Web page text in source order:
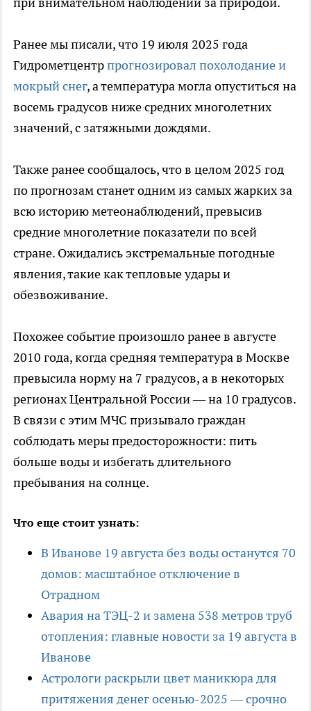
Ранее мы писали, что 19 июля 2025 года
Гидрометцентрпрогнозировал похолодание и
мокрый снег, а температура могла опуститься на
восемь градусов ниже средних многолетних
значений, с затяжными дождями.
Также ранее сообщалось, что в целом 2025 год
по прогнозам станет одним из самых жарких за
всю историю метеонаблюдений, превысив
средние многолетние показатели по всей
стране. Ожидались экстремальные погодные
явления, такие как тепловые удары и
обезвоживание.
Похожее событие произошло ранее в августе
2010 года, когда средняя температура в Москве
превысила норму на 7 градусов, а в некоторых
регионах Центральной России — на 10 градусов.
В связи с этим МЧС призывало граждан
соблюдать меры предосторожности: пить
больше воды и избегать длительного
пребывания на солнце.
Что еще стоит узнать:
В Иванове 19 августа без воды останутся 70
домов: масштабное отключение в
Отрадном
Авария на ТЭЦ-2 и замена 538 метров труб
отопления: главные новости за 19 августа в
Иванове
Астрологи раскрыли цвет маникюра для
притяжения денег осенью-2025 — срочно